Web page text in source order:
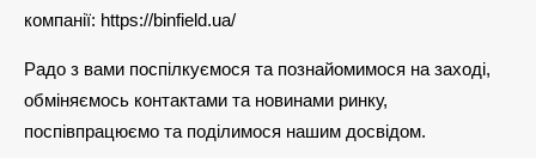
компанії: https://binfield.ua/
Радо з вами поспілкуємося та познайомимося на заході,
обміняємось контактами та новинами ринку,
поспівпрацюємо та поділимося нашим досвідом.